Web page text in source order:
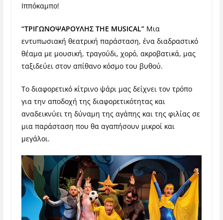
Ιππόκαμπο!
“ΤΡΙΓΩΝΟΨΑΡΟΥΛΗΣ THE MUSICAL”Μια
εντυπωσιακή θεατρική παράσταση, ένα διαδραστικό
θέαμα με μουσική, τραγούδι, χορό, ακροβατικά, μας
ταξιδεύει στον απίθανο κόσμο του βυθού.
Το διαφορετικό κίτρινο ψάρι μας δείχνει τον τρόπο
για την αποδοχή της διαφορετικότητας και
αναδεικνύει τη δύναμη της αγάπης και της φιλίας σε
μια παράσταση που θα αγαπήσουν μικροί και
μεγάλοι.